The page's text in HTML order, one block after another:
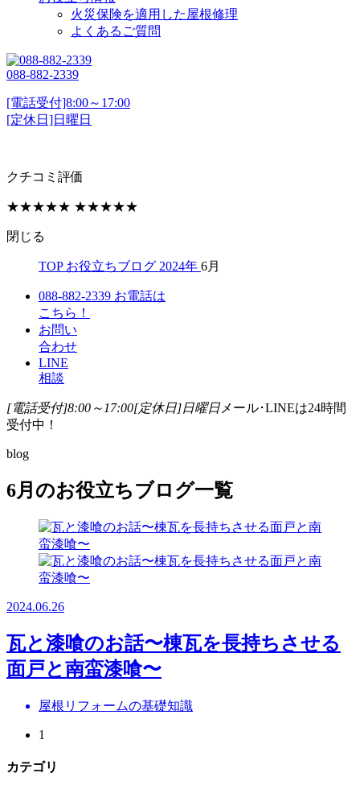
火災保険を適用した屋根修理
よくあるご質問
088-882-2339
[電話受付]8:00～17:00
[定休日]日曜日
クチコミ評価
★★★★★ ★★★★★
閉じる
TOP お役立ちブログ 2024年 6月
088-882-2339 お電話は
こちら！
お問い
合わせ
LINE
相談
[電話受付]8:00～17:00[定休日]日曜日 メール･LINEは24時間
受付中！
blog
6月のお役立ちブログ一覧
2024.06.26
瓦と漆喰のお話〜棟瓦を長持ちさせる
面戸と南蛮漆喰〜
屋根リフォームの基礎知識
1
カテゴリ